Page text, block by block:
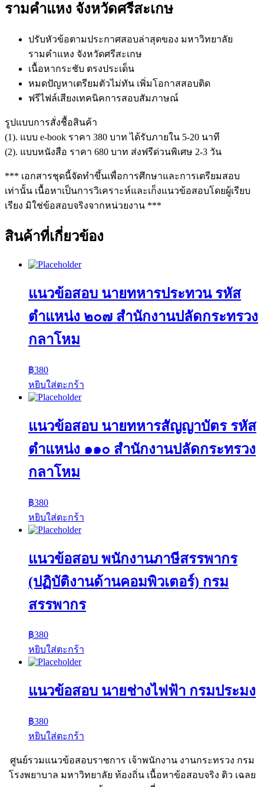
รามคำแหง จังหวัดศรีสะเกษ
ปรับหัวข้อตามประกาศสอบล่าสุดของ มหาวิทยาลัย
รามคำแหง จังหวัดศรีสะเกษ
เนื้อหากระชับ ตรงประเด็น
หมดปัญหาเตรียมตัวไม่ทัน เพิ่มโอกาสสอบติด
ฟรีไฟล์เสียงเทคนิคการสอบสัมภาษณ์
รูปแบบการสั่งชื้อสินค้า
(1). แบบ e-book ราคา 380 บาท ได้รับภายใน 5-20 นาที
(2). แบบหนังสือ ราคา 680 บาท ส่งฟรีด่วนพิเศษ 2-3 วัน
*** เอกสารชุดนี้จัดทำขึ้นเพื่อการศึกษาและการเตรียมสอบ
เท่านั้น เนื้อหาเป็นการวิเคราะห์และเก็งแนวข้อสอบโดยผู้เรียบ
เรียง มิใช่ข้อสอบจริงจากหน่วยงาน ***
สินค้าที่เกี่ยวข้อง
แนวข้อสอบ นายทหารประทวน รหัส
ตำแหน่ง ๒๐๗ สำนักงานปลัดกระทรวง
กลาโหม
฿380
หยิบใส่ตะกร้า
แนวข้อสอบ นายทหารสัญญาบัตร รหัส
ตำแหน่ง ๑๑๐ สำนักงานปลัดกระทรวง
กลาโหม
฿380
หยิบใส่ตะกร้า
แนวข้อสอบ พนักงานภาษีสรรพากร
(ปฏิบัติงานด้านคอมพิวเตอร์) กรม
สรรพากร
฿380
หยิบใส่ตะกร้า
แนวข้อสอบ นายช่างไฟฟ้า กรมประมง
฿380
หยิบใส่ตะกร้า
ศูนย์รวมแนวข้อสอบราชการ เจ้าพนักงาน งานกระทรวง กรม
โรงพยาบาล มหาวิทยาลัย ท้องถิ่น เนื้อหาข้อสอบจริง ติว เฉลย